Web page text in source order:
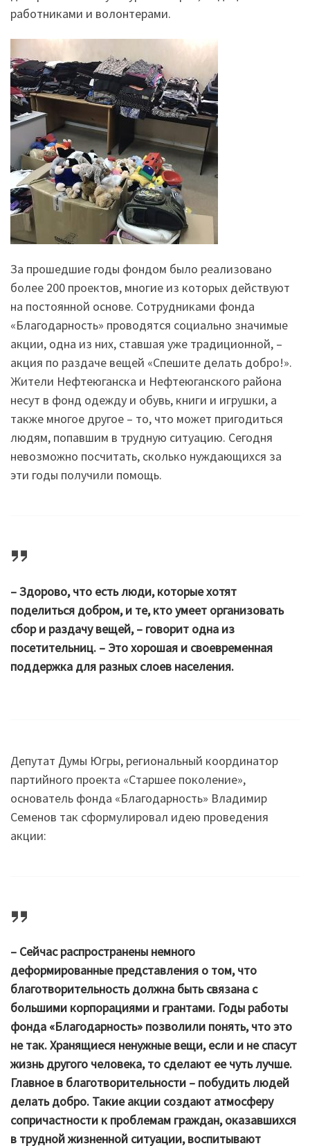
работниками и волонтерами.
За прошедшие годы фондом было реализовано
более 200 проектов, многие из которых действуют
на постоянной основе. Сотрудниками фонда
«Благодарность» проводятся социально значимые
акции, одна из них, ставшая уже традиционной, –
акция по раздаче вещей «Спешите делать добро!».
Жители Нефтеюганска и Нефтеюганского района
несут в фонд одежду и обувь, книги и игрушки, а
также многое другое – то, что может пригодиться
людям, попавшим в трудную ситуацию. Сегодня
невозможно посчитать, сколько нуждающихся за
эти годы получили помощь.
– Здорово, что есть люди, которые хотят
поделиться добром, и те, кто умеет организовать
сбор и раздачу вещей, – говорит одна из
посетительниц. – Это хорошая и своевременная
поддержка для разных слоев населения.
Депутат Думы Югры, региональный координатор
партийного проекта «Старшее поколение»,
основатель фонда «Благодарность» Владимир
Семенов так сформулировал идею проведения
акции:
– Сейчас распространены немного
деформированные представления о том, что
благотворительность должна быть связана с
большими корпорациями и грантами. Годы работы
фонда «Благодарность» позволили понять, что это
не так. Хранящиеся ненужные вещи, если и не спасут
жизнь другого человека, то сделают ее чуть лучше.
Главное в благотворительности – побудить людей
делать добро. Такие акции создают атмосферу
сопричастности к проблемам граждан, оказавшихся
в трудной жизненной ситуации, воспитывают